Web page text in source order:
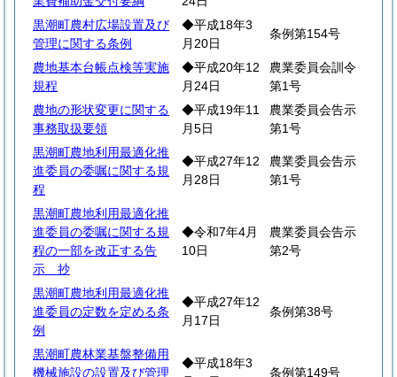
黒潮町農村広場設置及び
管理に関する条例
◆平成18年3
月20日
条例第154号
農地基本台帳点検等実施
規程
◆平成20年12
月24日
農業委員会訓令
第1号
農地の形状変更に関する
事務取扱要領
◆平成19年11
月5日
農業委員会告示
第1号
黒潮町農地利用最適化推
進委員の委嘱に関する規
程
◆平成27年12
月28日
農業委員会告示
第1号
黒潮町農地利用最適化推
進委員の委嘱に関する規
程の一部を改正する告
示 抄
◆令和7年4月
10日
農業委員会告示
第2号
黒潮町農地利用最適化推
進委員の定数を定める条
例
◆平成27年12
月17日
条例第38号
黒潮町農林業基盤整備用
機械施設の設置及び管理
◆平成18年3
条例第149号